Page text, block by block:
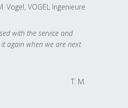
Vogel, VOGEL Ingenieure
with the service and
again when we are next
T. M.